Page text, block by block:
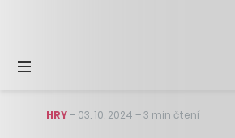
HRY– 03. 10. 2024 –3 min čtení